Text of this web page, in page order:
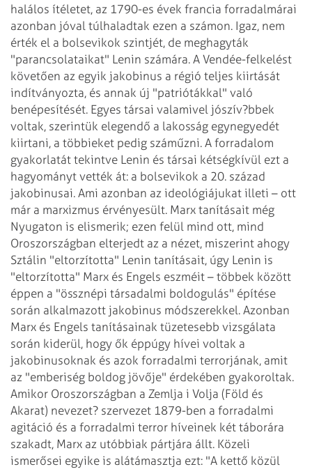
halálos ítéletet, az 1790-es évek francia forradalmárai
azonban jóval túlhaladtak ezen a számon. Igaz, nem
érték el a bolsevikok szintjét, de meghagyták
"parancsolataikat" Lenin számára. A Vendée-felkelést
követően az egyik jakobinus a régió teljes kiirtását
indítványozta, és annak új "patriótákkal" való
benépesítését. Egyes társai valamivel jószív?bbek
voltak, szerintük elegendő a lakosság egynegyedét
kiirtani, a többieket pedig száműzni. A forradalom
gyakorlatát tekintve Lenin és társai kétségkívül ezt a
hagyományt vették át: a bolsevikok a 20. század
jakobinusai. Ami azonban az ideológiájukat illeti – ott
már a marxizmus érvényesült. Marx tanításait még
Nyugaton is elismerik; ezen felül mind ott, mind
Oroszországban elterjedt az a nézet, miszerint ahogy
Sztálin "eltorzította" Lenin tanításait, úgy Lenin is
"eltorzította" Marx és Engels eszméit – többek között
éppen a "össznépi társadalmi boldogulás" építése
során alkalmazott jakobinus módszerekkel. Azonban
Marx és Engels tanításainak tüzetesebb vizsgálata
során kiderül, hogy ők éppúgy hívei voltak a
jakobinusoknak és azok forradalmi terrorjának, amit
az "emberiség boldog jövője" érdekében gyakoroltak.
Amikor Oroszországban a Zemlja i Volja (Föld és
Akarat) nevezet? szervezet 1879-ben a forradalmi
agitáció és a forradalmi terror híveinek két táborára
szakadt, Marx az utóbbiak pártjára állt. Közeli
ismerősei egyike is alátámasztja ezt: "A kettő közül